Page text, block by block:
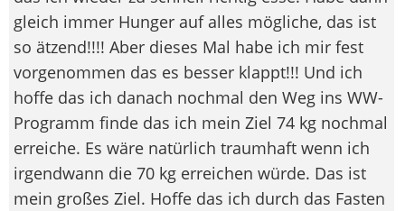
gleich immer Hunger auf alles mögliche, das ist
so ätzend!!!! Aber dieses Mal habe ich mir fest
vorgenommen das es besser klappt!!! Und ich
hoffe das ich danach nochmal den Weg ins WW-
Programm finde das ich mein Ziel 74 kg nochmal
erreiche. Es wäre natürlich traumhaft wenn ich
irgendwann die 70 kg erreichen würde. Das ist
mein großes Ziel. Hoffe das ich durch das Fasten